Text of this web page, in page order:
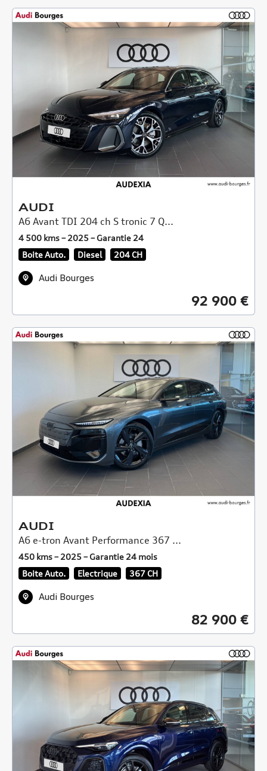
AUDI
A6 Avant TDI 204 ch S tronic 7 Q...
4 500 kms – 2025 – Garantie 24
Boite Auto.
Diesel 204 CH
Audi Bourges
92 900 €
AUDI
A6 e-tron Avant Performance 367 ...
450 kms – 2025 – Garantie 24 mois
Boite Auto.
Electrique 367 CH
Audi Bourges
82 900 €